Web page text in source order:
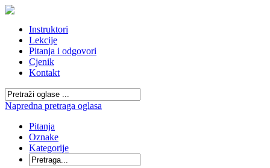
Instruktori
Lekcije
Pitanja i odgovori
Cjenik
Kontakt
Napredna pretraga oglasa
Pitanja
Oznake
Kategorije